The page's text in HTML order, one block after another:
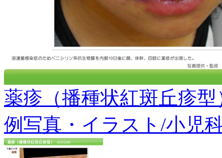
薬疹（播種状紅斑丘疹
例写真・イラスト/小児